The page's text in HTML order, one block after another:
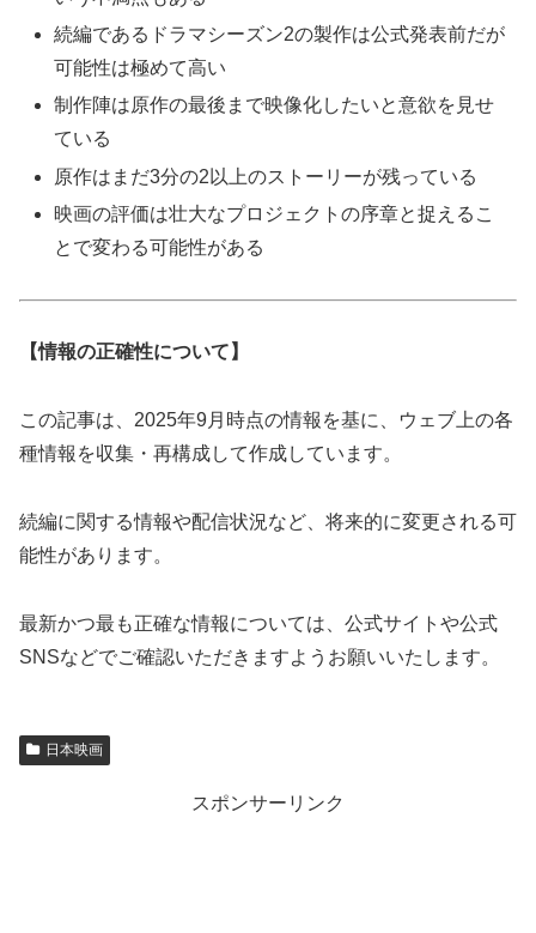
続編であるドラマシーズン2の製作は公式発表前だが
可能性は極めて高い
制作陣は原作の最後まで映像化したいと意欲を見せ
ている
原作はまだ3分の2以上のストーリーが残っている
映画の評価は壮大なプロジェクトの序章と捉えるこ
とで変わる可能性がある
【情報の正確性について】
この記事は、2025年9月時点の情報を基に、ウェブ上の各
種情報を収集・再構成して作成しています。
続編に関する情報や配信状況など、将来的に変更される可
能性があります。
最新かつ最も正確な情報については、公式サイトや公式
SNSなどでご確認いただきますようお願いいたします。
日本映画
スポンサーリンク